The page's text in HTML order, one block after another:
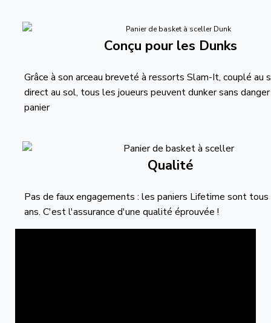
Conçu pour les Dunks
Grâce à son arceau breveté à ressorts Slam-It, couplé au
direct au sol, tous les joueurs peuvent dunker sans
panier
Qualité
Pas de faux engagements : les paniers Lifetime sont
ans. C'est l'assurance d'une qualité éprouvée !